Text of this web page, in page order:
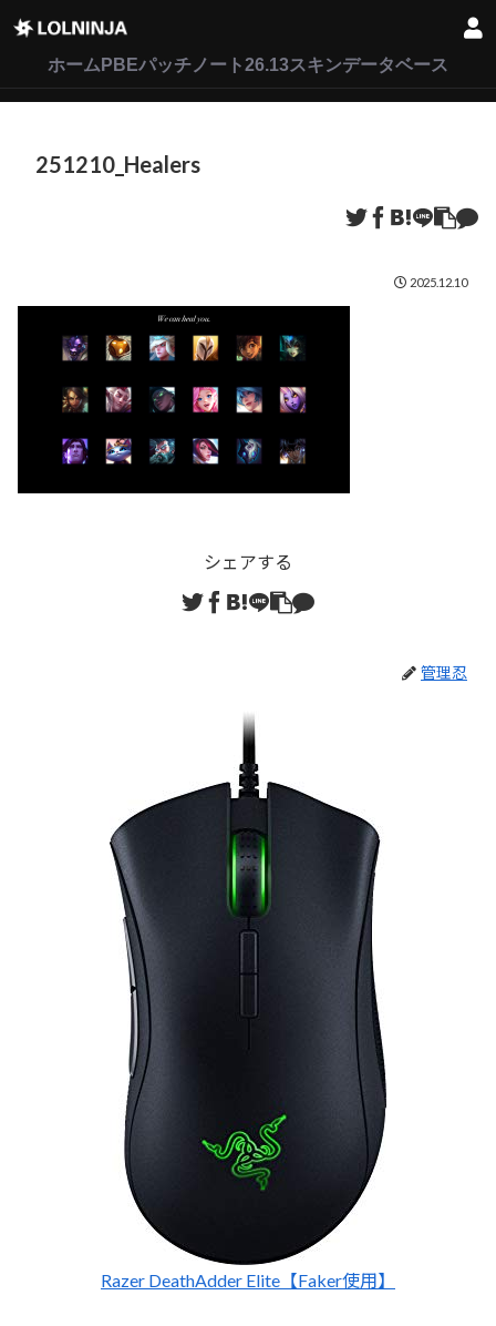
ホーム PBEパッチノート26.13スキンデータベース
251210_Healers
2025.12.10
シェアする
管理忍
Razer DeathAdder Elite【Faker使用】